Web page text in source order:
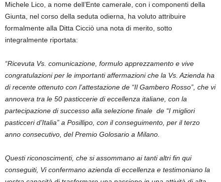
Michele Lico, a nome dell’Ente camerale, con i componenti della
Giunta, nel corso della seduta odierna, ha voluto attribuire
formalmente alla Ditta Cicciò una nota di merito, sotto
integralmente riportata:
“Ricevuta Vs. comunicazione, formulo apprezzamento e vive
congratulazioni per le importanti affermazioni che la Vs. Azienda ha
di recente ottenuto con l’attestazione de “Il Gambero Rosso”, che vi
annovera tra le 50 pasticcerie di eccellenza italiane, con la
partecipazione di successo alla selezione finale de “I migliori
pasticceri d’Italia” a Posillipo, con il conseguimento, per il terzo
anno consecutivo, del Premio Golosario a Milano.
Questi riconoscimenti, che si assommano ai tanti altri fin qui
conseguiti, Vi confermano azienda di eccellenza e testimoniano la